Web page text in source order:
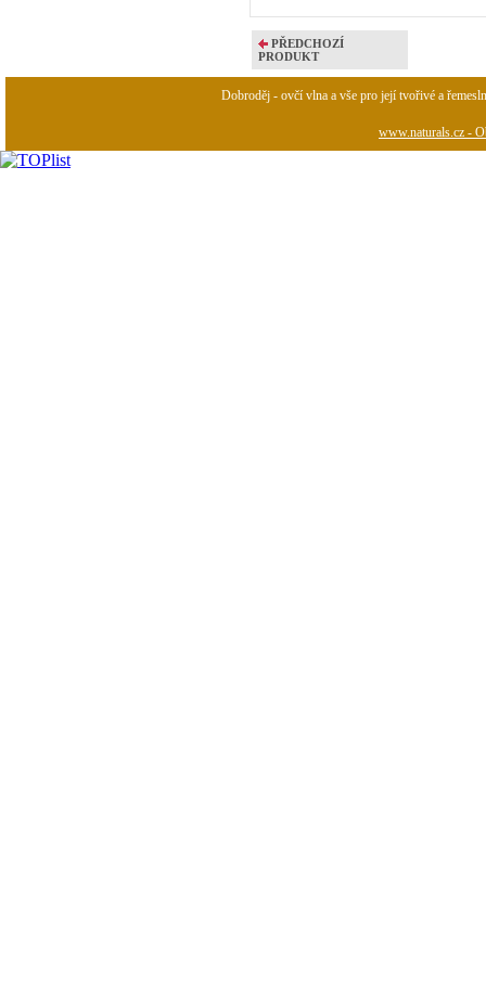
PŘEDCHOZÍ
PRODUKT
Dobroděj - ovčí vlna a vše pro její tvořivé a
www.naturals.cz -